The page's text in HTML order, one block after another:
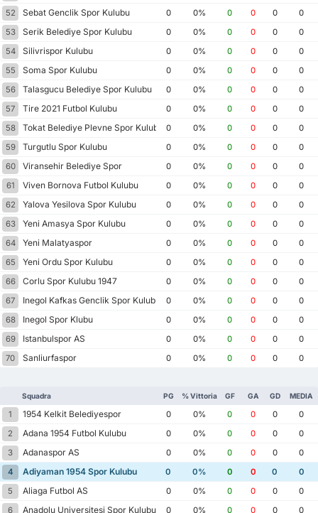
52
Sebat Genclik Spor Kulubu 0 0% 0 0 0
0
53
Serik Belediye Spor Kulubu 0 0% 0 0 0
0
54
Silivrispor Kulubu 0 0% 0 0 0
0
55
Soma Spor Kulubu 0 0% 0 0 0
0
56
Talasgucu Belediye Spor Kulubu 0 0% 0 0 0
0
57
Tire 2021 Futbol Kulubu 0 0% 0 0 0
0
58
Tokat Belediye Plevne Spor Kulubu 0 0% 0 0 0
0
59
Turgutlu Spor Kulubu 0 0% 0 0 0
0
60
Viransehir Belediye Spor 0 0% 0 0 0
0
61
Viven Bornova Futbol Kulubu 0 0% 0 0 0
0
62
Yalova Yesilova Spor Kulubu 0 0% 0 0 0
0
63
Yeni Amasya Spor Kulubu 0 0% 0 0 0
0
64
Yeni Malatyaspor 0 0% 0 0 0
0
65
Yeni Ordu Spor Kulubu 0 0% 0 0 0
0
66
Corlu Spor Kulubu 1947 0 0% 0 0 0
0
67
Inegol Kafkas Genclik Spor Kulubu 0 0% 0 0 0
0
68
Inegol Spor Klubu 0 0% 0 0 0
0
69
Istanbulspor AS 0 0% 0 0 0
0
70
Sanliurfaspor 0 0% 0 0 0 0
Squadra PG % Vittoria GF GA GD MEDIA
1 1954 Kelkit Belediyespor 0 0% 0 0 0
0
2
Adana 1954 Futbol Kulubu 0 0% 0 0 0
0
3
Adanaspor AS 0 0% 0 0 0
0
4
Adiyaman 1954 Spor Kulubu 0 0% 0 0 0
0
5
Aliaga Futbol AS 0 0% 0 0 0
0
6
Anadolu Universitesi Spor Kulubu 0 0% 0 0 0
0